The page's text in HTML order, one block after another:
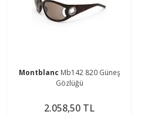
Montblanc Mb142 820 Güneş
Gözlüğü
2.058,50 TL